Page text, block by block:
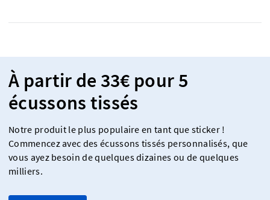
À partir de 33€ pour 5
écussons tissés
Notre produit le plus populaire en tant que sticker !
Commencez avec des écussons tissés personnalisés, que
vous ayez besoin de quelques dizaines ou de quelques
milliers.